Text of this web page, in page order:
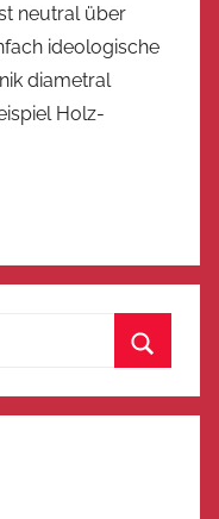
neutral über
ideologische
diametral
Holz-